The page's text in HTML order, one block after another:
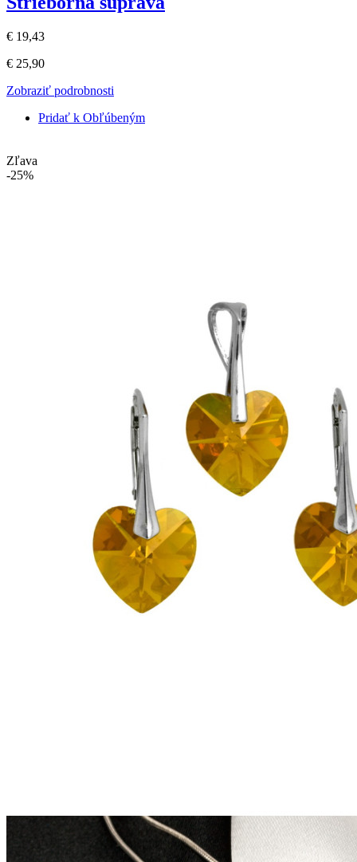
€ 19,43
€ 25,90
Zobraziť podrobnosti
Pridať k Obľúbeným
Zľava
-25%